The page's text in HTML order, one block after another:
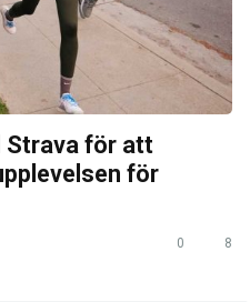
Strava för att
för
0 8